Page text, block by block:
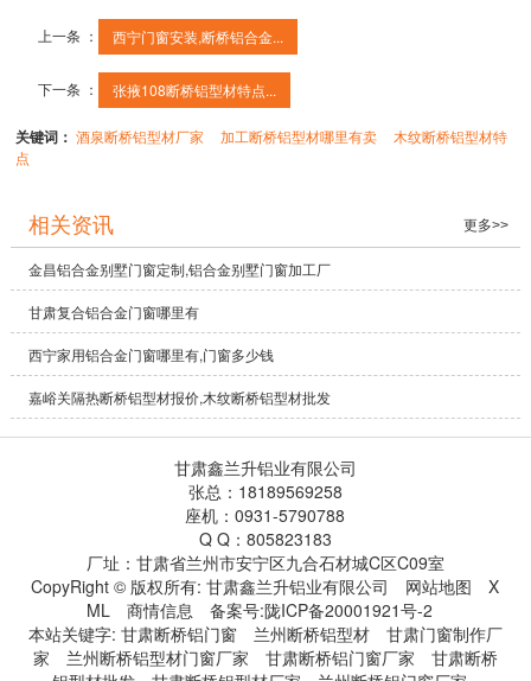
上一条 ： 西宁门窗安装,断桥铝合金...
下一条 ： 张掖108断桥铝型材特点...
关键词：酒泉断桥铝型材厂家 加工断桥铝型材哪里有卖
木纹断桥铝型材特
点
相关资讯 更多>>
金昌铝合金别墅门窗定制,铝合金别墅门窗加工厂
甘肃复合铝合金门窗哪里有
西宁家用铝合金门窗哪里有,门窗多少钱
嘉峪关隔热断桥铝型材报价,木纹断桥铝型材批发
甘肃鑫兰升铝业有限公司
张总：18189569258
座机：0931-5790788
Q Q：805823183
厂址：甘肃省兰州市安宁区九合石材城C区C09室
CopyRight © 版权所有:甘肃鑫兰升铝业有限公司 网站地图
X
ML
商情信息 备案号:陇ICP备20001921号-2
本站关键字: 甘肃断桥铝门窗 兰州断桥铝型材
甘肃门窗制作厂
家
兰州断桥铝型材门窗厂家 甘肃断桥铝门窗厂家
甘肃断桥